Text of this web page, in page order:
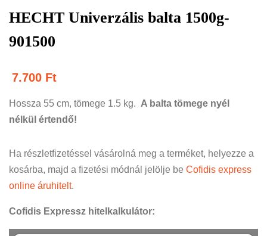
HECHT Univerzális balta 1500g-
901500
7.700 Ft
Hossza 55 cm, tömege 1.5 kg. A balta tömege nyél
nélkül értendő!
Ha részletfizetéssel vásárolná meg a terméket, helyezze a
kosárba, majd a fizetési módnál jelölje be Cofidis express
online áruhitelt.
Cofidis Expressz hitelkalkulátor: